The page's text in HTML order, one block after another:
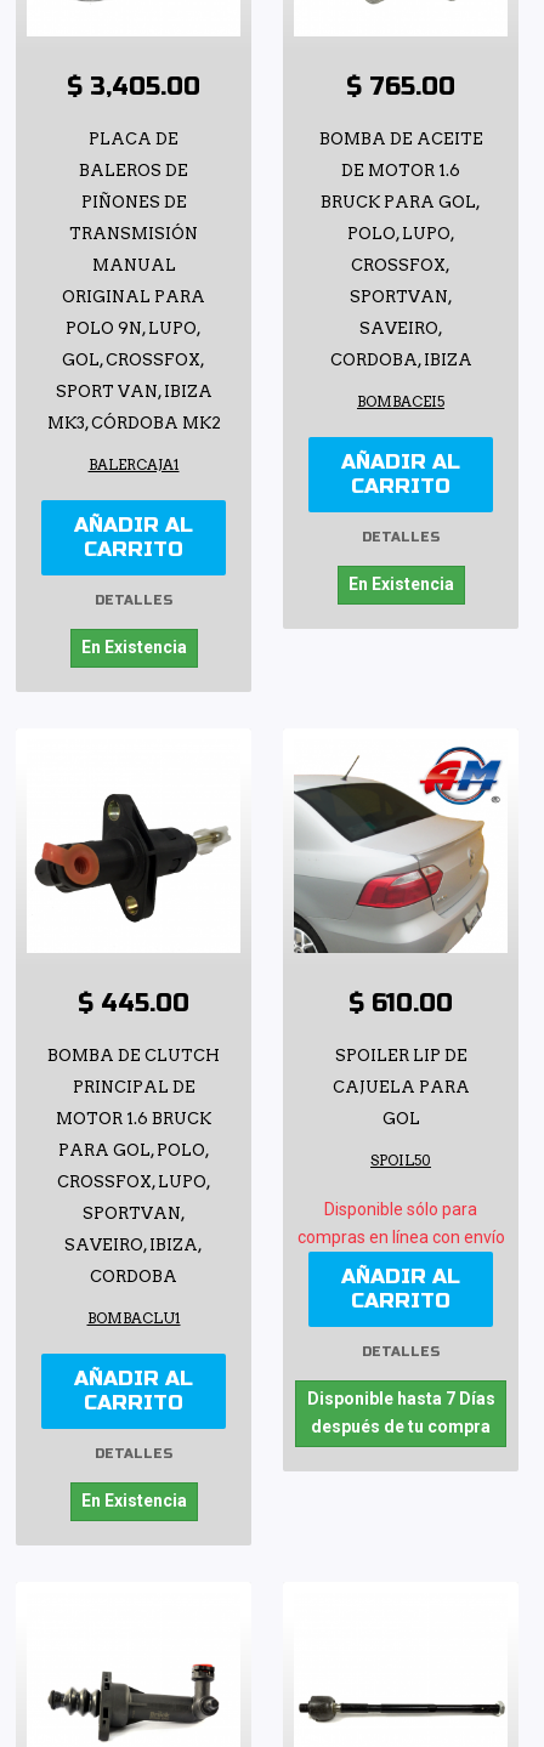
$ 3,405.00
PLACA DE
BALEROS DE
PIÑONES DE
TRANSMISIÓN
MANUAL
ORIGINAL PARA
POLO 9N, LUPO,
GOL, CROSSFOX,
SPORT VAN, IBIZA
MK3, CÓRDOBA MK2
BALERCAJA1
AÑADIR AL
CARRITO
DETALLES
En Existencia
$ 765.00
BOMBA DE ACEITE
DE MOTOR 1.6
BRUCK PARA GOL,
POLO, LUPO,
CROSSFOX,
SPORTVAN,
SAVEIRO,
CORDOBA, IBIZA
BOMBACEI5
AÑADIR AL
CARRITO
DETALLES
En Existencia
$ 445.00
BOMBA DE CLUTCH
PRINCIPAL DE
MOTOR 1.6 BRUCK
PARA GOL, POLO,
CROSSFOX, LUPO,
SPORTVAN,
SAVEIRO, IBIZA,
CORDOBA
BOMBACLU1
AÑADIR AL
CARRITO
DETALLES
En Existencia
$ 610.00
SPOILER LIP DE
CAJUELA PARA
GOL
SPOIL50
Disponible sólo para
compras en línea con envío
AÑADIR AL
CARRITO
DETALLES
Disponible hasta 7 Días
después de tu compra